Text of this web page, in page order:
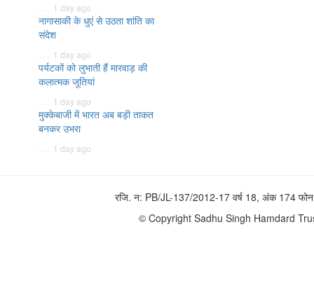
. . . 1 day ago
नागासाकी के धुएं से उठता शांति का
संदेश
. . . 1 day ago
पर्यटकों को लुभाती हैं मारवाड़ की
कलात्मक जूतियां
. . . 1 day ago
मुक्केबाजी में भारत अब बड़ी ताकत
बनकर उभरा
. . . 1 day ago
रजि. न: PB/JL-137/2012-17 वर्ष 18, अंक 174
© Copyright Sadhu Singh Hamdard